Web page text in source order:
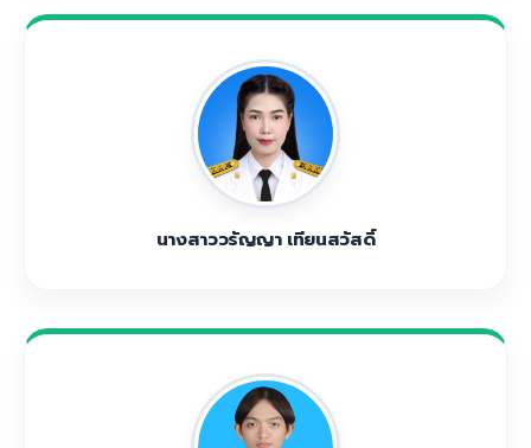
นางสาววรัญญา เทียนสวัสดิ์